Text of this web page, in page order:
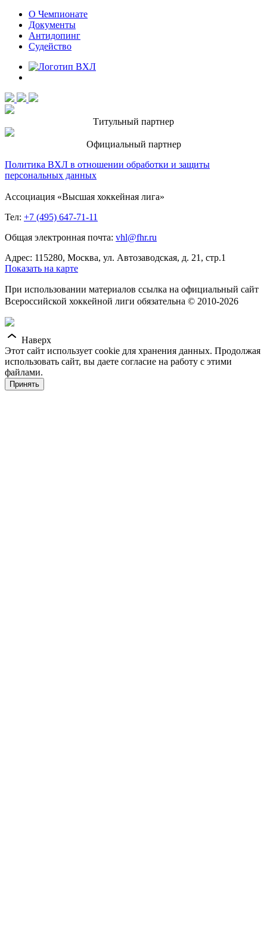
О Чемпионате
Документы
Антидопинг
Судейство
Титульный партнер
Официальный партнер
Политика ВХЛ в отношении обработки и защиты
персональных данных
Ассоциация «Высшая хоккейная лига»
Тел: +7 (495) 647-71-11
Общая электронная почта: vhl@fhr.ru
Адрес: 115280, Москва, ул. Автозаводская, д. 21, стр.1
Показать на карте
При использовании материалов ссылка на официальный сайт
Всероссийской хоккейной лиги обязательна © 2010-2026
Наверх
Этот сайт использует cookie для хранения данных. Продолжая
использовать сайт, вы даете согласие на работу с этими
файлами.
Принять